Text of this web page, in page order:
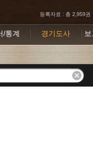
등록자료 : 총 2,959권
/통계 경기도사